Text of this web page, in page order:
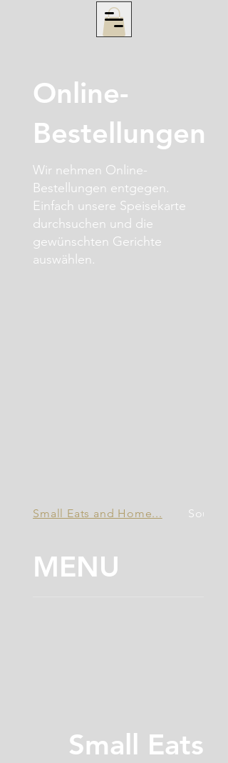
Online-
Bestellungen
Wir nehmen Online-
Bestellungen entgegen.
Einfach unsere Speisekarte
durchsuchen und die
gewünschten Gerichte
auswählen.
MENU
Small Eats
Small Eats and Home... Soups